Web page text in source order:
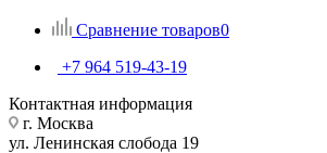
Сравнение товаров0
+7 964 519-43-19
Контактная информация
г. Москва
ул. Ленинская слобода 19